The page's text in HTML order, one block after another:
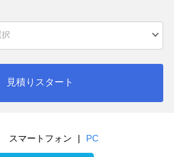
見積りスタート
スマートフォン | PC